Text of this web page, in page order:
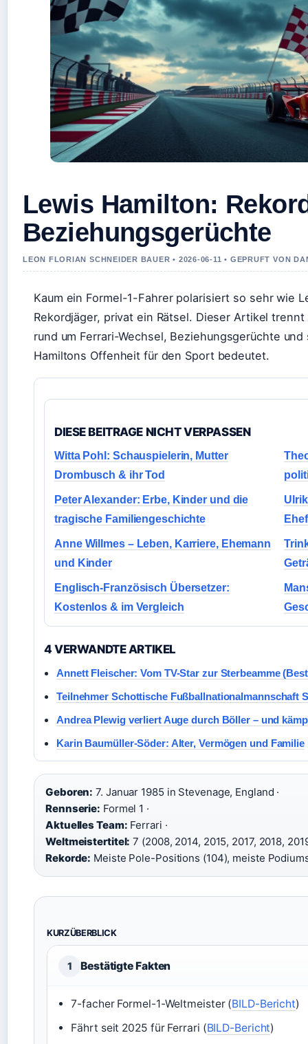
Lewis Hamilton:
Beziehungsgerüchte
LEON FLORIAN SCHNEIDER BAUER • 2026-06-11 • GEPRUFT VON
Kaum ein Formel-1-Fahrer polarisiert so sehr wie
Rekordjäger, privat ein Rätsel. Dieser Artikel
rund um Ferrari-Wechsel, Beziehungsgerüchte
Hamiltons Offenheit für den Sport bedeutet.
DIESE BEITRAGE NICHT VERPASSEN
Witta Pohl: Schauspielerin, Mutter
Drombusch & ihr Tod
Peter Alexander: Erbe, Kinder und die
tragische Familiengeschichte
Anne Willmes – Leben, Karriere, Ehemann
und Kinder
Englisch-Französisch Übersetzer:
Kostenlos & im Vergleich
4 VERWANDTE ARTIKEL
Annett Fleischer: Vom TV-Star zur Sterbeamme
Teilnehmer Schottische Fußballnationalmannschaft
Andrea Plewig verliert Auge durch Böller – und
Karin Baumüller-Söder: Alter, Vermögen und Familie
Geboren: 7. Januar 1985 in Stevenage, England ·
Rennserie: Formel 1 ·
Aktuelles Team: Ferrari ·
Weltmeistertitel: 7 (2008, 2014, 2015, 2017, 2018,
Rekorde: Meiste Pole-Positions (104), meiste
KURZÜBERBLICK
1 Bestätigte Fakten
7-facher Formel-1-Weltmeister (BILD-Bericht)
Fährt seit 2025 für Ferrari (BILD-Bericht)